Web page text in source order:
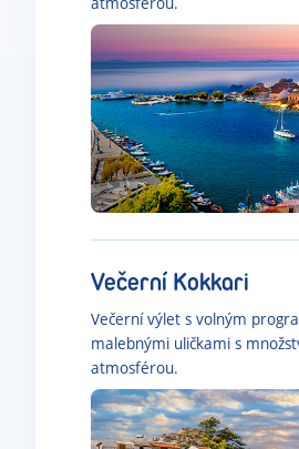
Večerní Kokkari
Večerní výlet s volným
malebnými uličkami s
atmosférou.